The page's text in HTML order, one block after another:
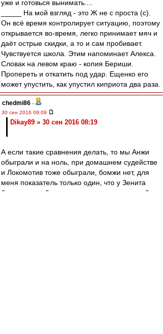
уже и готовься вынимать....
_____ На мой взгляд - это Ж не с проста (с).
Он всё время контролирует ситуацию, поэтому
открывается во-время, легко принимает мяч и
даёт острые скидки, а то и сам пробивает.
Чувствуется школа. Этим напоминает Алекса.
Словак на левом краю - копия Бериши.
Пропереть и откатить под удар. Ещенко его
может упустить, как упустил киприота два раза.
chedmi86 -
30 сен 2016 09:09
Dikay89 » 30 сен 2016 08:19
А если такие сравнения делать, то мы Анжи
обыграли и на ноль, при домашнем судействе
и Локомотив тоже обыграли, бомжи нет, для
меня показатель только один, что у Зенита
большие проблемы с командами с хорошей